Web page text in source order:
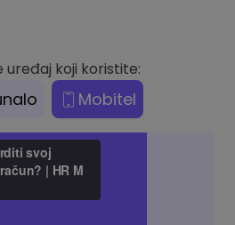
koji koristite:
Mobitel